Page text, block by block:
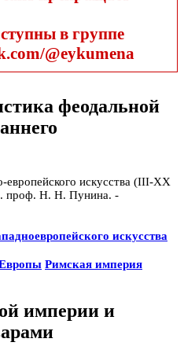
в группе
@eykumena
феодальной
европейского искусства (III-ХХ
проф. Н. Н. Пунина. -
искусства
Римская империя
империи и